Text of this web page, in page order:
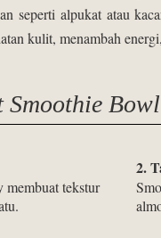
seperti alpukat atau
kulit, menambah
Smoothie
membuat tekstur
2.